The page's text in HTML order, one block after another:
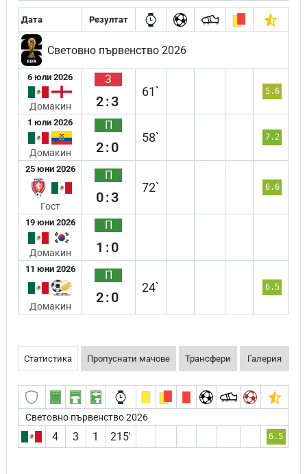
Дата Резултат
Световно първенство 2026
6 юли 2026
Домакин
З
2:3
61` 5.6
1 юли 2026
Домакин
П
2:0
58` 7.2
25 юни 2026
Гост
П
0:3
72` 6.6
19 юни 2026
Домакин
П
1:0
11 юни 2026
Домакин
П
2:0
24` 6.5
Статистика Пропуснати мачове Трансфери Галерия
Световно първенство 2026
4 3 1 215′ 6.5